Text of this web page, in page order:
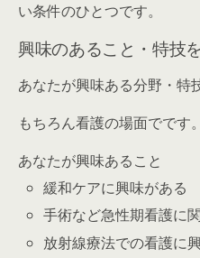
い条件のひとつです。
興味のあること・特技
あなたが興味ある分野・特
もちろん看護の場面でです。
あなたが興味あること
緩和ケアに興味がある
手術など急性期看護に
放射線療法での看護に